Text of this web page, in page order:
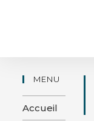
MENU
Accueil